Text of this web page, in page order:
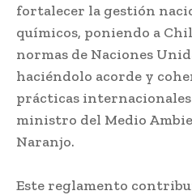
fortalecer la gestión
químicos, poniendo a
normas de Naciones
haciéndolo acorde y
prácticas internacionales
ministro del Medio
Naranjo.
Este reglamento